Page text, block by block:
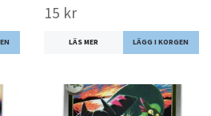
15 kr
LÄS MER